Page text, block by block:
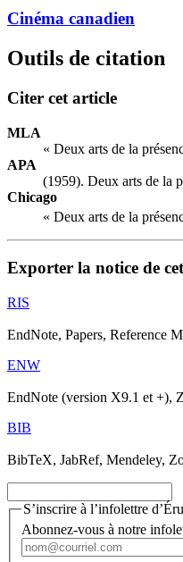
Cinéma canadien
Outils de citation
Citer cet article
MLA
« Deux arts de la
APA
(1959). Deux arts de la
Chicago
« Deux arts de la
Exporter la notice de
RIS
EndNote, Papers, Reference
ENW
EndNote (version X9.1 et +),
BIB
BibTeX, JabRef, Mendeley,
S’inscrire à l’infolettre
Abonnez-vous à notre